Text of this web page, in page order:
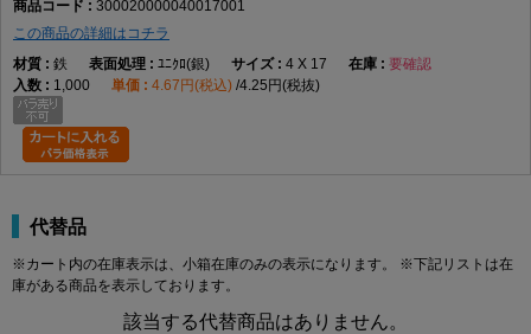
300020000040017001
この商品の詳細はコチラ
鉄
ﾕﾆｸﾛ(銀) 4 X 17
要確認
1,000
4.67円(税込) 4.25円(税抜)
代替品
※カート内の在庫表示は、小箱在庫のみの表示になります。 ※下記リストは在
庫がある商品を表示しております。
該当する代替商品はありません。